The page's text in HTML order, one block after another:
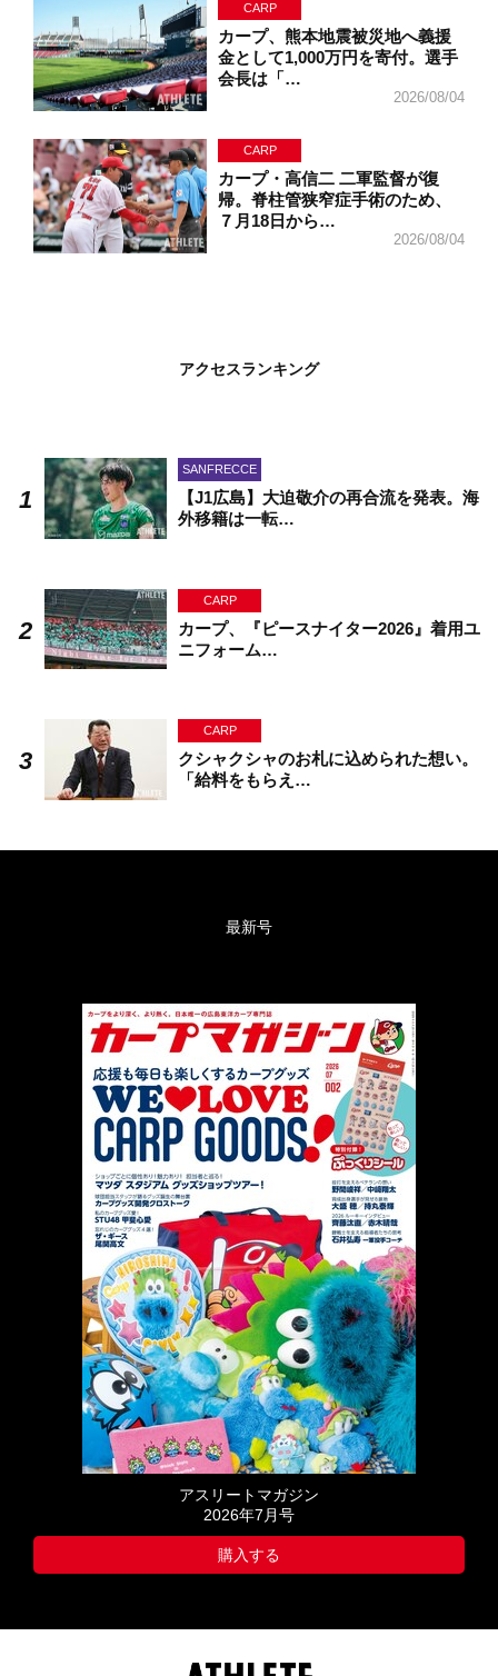
CARP
カープ、熊本地震被災地へ義援
金として1,000万円を寄付。選手
会長は「…
2026/08/04
CARP
カープ・高信二 二軍監督が復
帰。脊柱管狭窄症手術のため、
７月18日から…
2026/08/04
アクセスランキング
SANFRECCE
【J1広島】大迫敬介の再合流を発表。海
外移籍は一転…
CARP
カープ、『ピースナイター2026』着用ユ
ニフォーム…
CARP
クシャクシャのお札に込められた想い。
「給料をもらえ…
最新号
アスリートマガジン
2026年7月号
購入する